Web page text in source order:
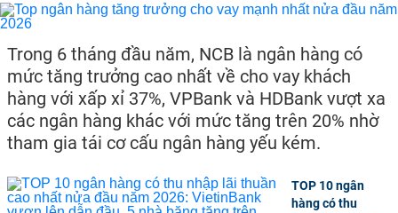
Trong 6 tháng đầu năm, NCB là ngân hàng có
mức tăng trưởng cao nhất về cho vay khách
hàng với xấp xỉ 37%, VPBank và HDBank vượt xa
các ngân hàng khác với mức tăng trên 20% nhờ
tham gia tái cơ cấu ngân hàng yếu kém.
TOP 10 ngân
hàng có thu